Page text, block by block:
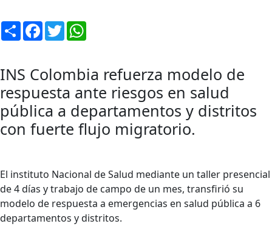
Compartir
Facebook
Twitter
INS Colombia refuerza modelo de
respuesta ante riesgos en salud
pública a departamentos y distritos
con fuerte flujo migratorio.
El instituto Nacional de Salud mediante un taller presencial
de 4 días y trabajo de campo de un mes, transfirió su
modelo de respuesta a emergencias en salud pública a 6
departamentos y distritos.